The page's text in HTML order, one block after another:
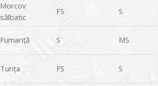
Morcov
sălbatic
FS S
Fumariţă S MS
Turiţa FS S